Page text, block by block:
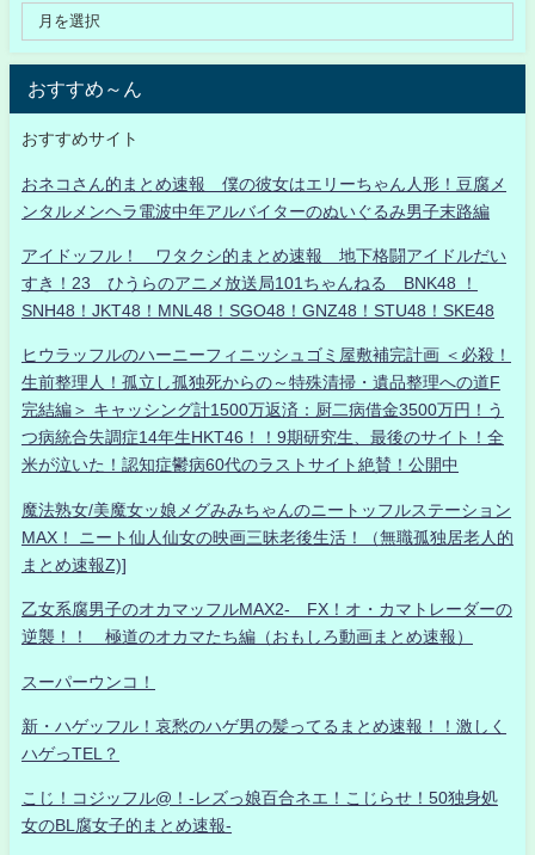
おすすめ～ん
おすすめサイト
おネコさん的まとめ速報 僕の彼女はエリーちゃん人形！豆腐メ
ンタルメンヘラ電波中年アルバイターのぬいぐるみ男子末路編
アイドッフル！ ワタクシ的まとめ速報 地下格闘アイドルだい
すき！23 ひうらのアニメ放送局101ちゃんねる BNK48 ！
SNH48！JKT48！MNL48！SGO48！GNZ48！STU48！SKE48
ヒウラッフルのハーニーフィニッシュゴミ屋敷補完計画 ＜必殺！
生前整理人！孤立し孤独死からの～特殊清掃・遺品整理への道F
完結編＞ キャッシング計1500万返済：厨二病借金3500万円！う
つ病統合失調症14年生HKT46！！9期研究生、最後のサイト！全
米が泣いた！認知症鬱病60代のラストサイト絶賛！公開中
魔法熟女/美魔女ッ娘メグみみちゃんのニートッフルステーション
MAX！ ニート仙人仙女の映画三昧老後生活！（無職孤独居老人的
まとめ速報Z)]
乙女系腐男子のオカマッフルMAX2- FX！オ・カマトレーダーの
逆襲！！ 極道のオカマたち編（おもしろ動画まとめ速報）
スーパーウンコ！
新・ハゲッフル！哀愁のハゲ男の髪ってるまとめ速報！！激しく
ハゲっTEL？
こじ！コジッフル@！-レズっ娘百合ネエ！こじらせ！50独身処
女のBL腐女子的まとめ速報-